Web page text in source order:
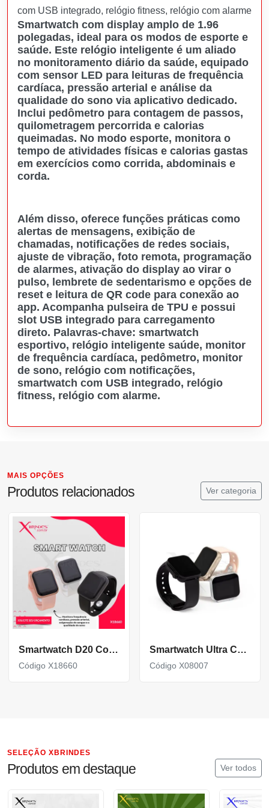
com USB integrado, relógio fitness, relógio com alarme
Smartwatch com display amplo de 1.96
polegadas, ideal para os modos de esporte e
saúde. Este relógio inteligente é um aliado
no monitoramento diário da saúde, equipado
com sensor LED para leituras de frequência
cardíaca, pressão arterial e análise da
qualidade do sono via aplicativo dedicado.
Inclui pedômetro para contagem de passos,
quilometragem percorrida e calorias
queimadas. No modo esporte, monitora o
tempo de atividades físicas e calorias gastas
em exercícios como corrida, abdominais e
corda.
Além disso, oferece funções práticas como
alertas de mensagens, exibição de
chamadas, notificações de redes sociais,
ajuste de vibração, foto remota, programação
de alarmes, ativação do display ao virar o
pulso, lembrete de sedentarismo e opções de
reset e leitura de QR code para conexão ao
app. Acompanha pulseira de TPU e possui
slot USB integrado para carregamento
direto. Palavras-chave: smartwatch
esportivo, relógio inteligente saúde, monitor
de frequência cardíaca, pedômetro, monitor
de sono, relógio com notificações,
smartwatch com USB integrado, relógio
fitness, relógio com alarme.
MAIS OPÇÕES
Produtos relacionados Ver categoria
Smartwatch D20 Com Display Colorido De 1.3 Polegadas
Código X18660
Smartwatch Ultra Com Display De 1.96
Código X08007
SELEÇÃO XBRINDES
Produtos em destaque Ver todos